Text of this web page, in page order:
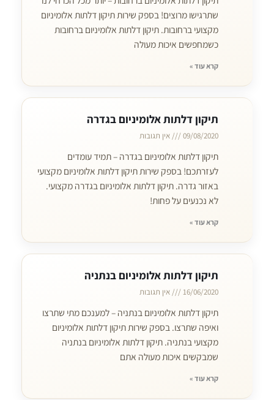
שתרגישו מרוצים! בספק שירות תיקון דלתות אלומיניום
מקצועי ברחובות. תיקון דלתות אלומיניום ברחובות
כשמחפשים איכות מעולה
קרא עוד »
תיקון דלתות אלומיניום בגדרה
09/08/2020 אין תגובות
תיקון דלתות אלומיניום בגדרה – תמיד עומדים
לעזרתכם! בספק שירות תיקון דלתות אלומיניום מקצועי
באזור גדרה. תיקון דלתות אלומיניום בגדרה מקצועי.
לא נכנעים על פחות!
קרא עוד »
תיקון דלתות אלומיניום בנתניה
16/06/2020 אין תגובות
תיקון דלתות אלומיניום בנתניה – למענכם מתי שתרצו
ואיפה שתרצו. בספק שירות תיקון דלתות אלומיניום
מקצועי בנתניה. תיקון דלתות אלומיניום בנתניה
שמבקשים איכות מעולה אתם
קרא עוד »